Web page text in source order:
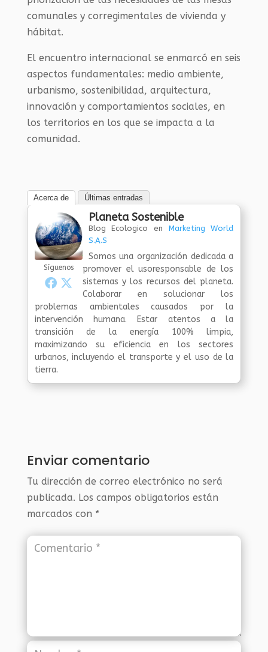
comunales y corregimentales de vivienda y
hábitat.
El encuentro internacional se enmarcó en seis
aspectos fundamentales: medio ambiente,
urbanismo, sostenibilidad, arquitectura,
innovación y comportamientos sociales, en
los territorios en los que se impacta a la
comunidad.
Acerca de Últimas entradas
Síguenos
Planeta Sostenible
Blog Ecologico en Marketing World
S.A.S
Somos una organización dedicada a
promover el usoresponsable de los
sistemas y los recursos del planeta.
Colaborar en solucionar los
problemas ambientales causados por la
intervención humana. Estar atentos a la
transición de la energía 100% limpia,
maximizando su eficiencia en los sectores
urbanos, incluyendo el transporte y el uso de la
tierra.
Enviar comentario
Tu dirección de correo electrónico no será
publicada. Los campos obligatorios están
marcados con *